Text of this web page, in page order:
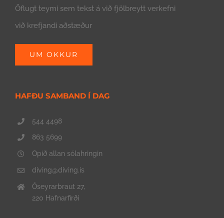
Öflugt teymi sem tekst á við fjölbreytt verkefni
við krefjandi aðstæður
UM OKKUR
HAFÐU SAMBAND Í DAG
544 4498
863 5699
Opið allan sólahringin
diving@diving.is
Óseyrarbraut 27,
220 Hafnarfirði